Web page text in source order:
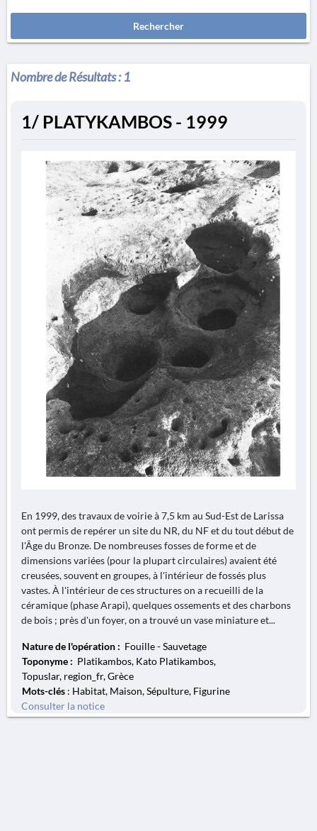
Rechercher
Nombre de Résultats :1
1/ PLATYKAMBOS - 1999
En 1999, des travaux de voirie à 7,5 km au Sud-Est de Larissa
ont permis de repérer un site du NR, du NF et du tout début de
l'Âge du Bronze. De nombreuses fosses de forme et de
dimensions variées (pour la plupart circulaires) avaient été
creusées, souvent en groupes, à l'intérieur de fossés plus
vastes. À l'intérieur de ces structures on a recueilli de la
céramique (phase Arapi), quelques ossements et des charbons
de bois ; près d'un foyer, on a trouvé un vase miniature et...
Nature de l'opération : Fouille - Sauvetage
Toponyme : Platikambos, Kato Platikambos,
Topuslar, region_fr, Grèce
Mots-clés : Habitat, Maison, Sépulture, Figurine
Consulter la notice